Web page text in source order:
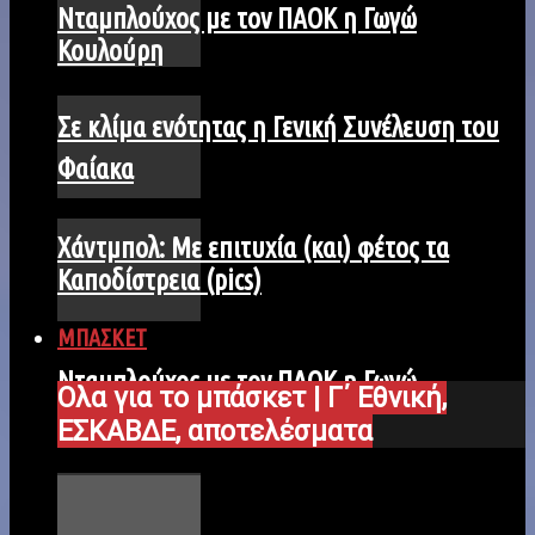
Σε κλίμα ενότητας η Γενική Συνέλευση του
Φαίακα
Νταμπλούχος με τον ΠΑΟΚ η Γωγώ
Κουλούρη
Νταμπλούχος με τον ΠΑΟΚ η Γωγώ
Κουλούρη
Χάντμπολ: Με επιτυχία (και) φέτος τα
Καποδίστρεια (pics)
ΜΠΑΣΚΕΤ
Ολα για το μπάσκετ | Γ΄ Εθνική,
ΕΣΚΑΒΔΕ, αποτελέσματα